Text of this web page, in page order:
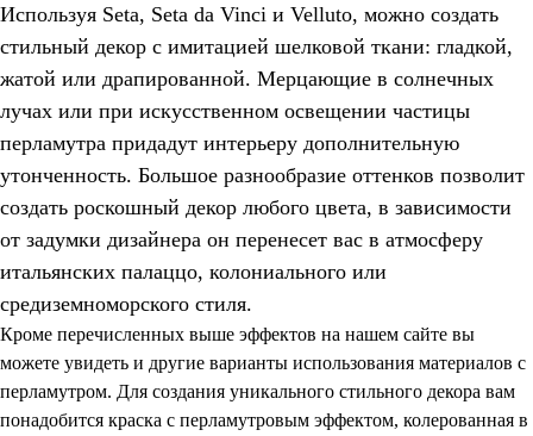
Используя Seta, Seta da Vinci и Velluto, можно создать
стильный декор с имитацией шелковой ткани: гладкой,
жатой или драпированной. Мерцающие в солнечных
лучах или при искусственном освещении частицы
перламутра придадут интерьеру дополнительную
утонченность. Большое разнообразие оттенков позволит
создать роскошный декор любого цвета, в зависимости
от задумки дизайнера он перенесет вас в атмосферу
итальянских палаццо, колониального или
средиземноморского стиля.
Кроме перечисленных выше эффектов на нашем сайте вы
можете увидеть и другие варианты использования материалов с
перламутром. Для создания уникального стильного декора вам
понадобится краска с перламутровым эффектом, колерованная в